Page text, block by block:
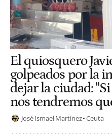
El quiosquero
golpeados por la
dejar la ciudad:
nos tendremos
José Ismael Martínez Ceuta